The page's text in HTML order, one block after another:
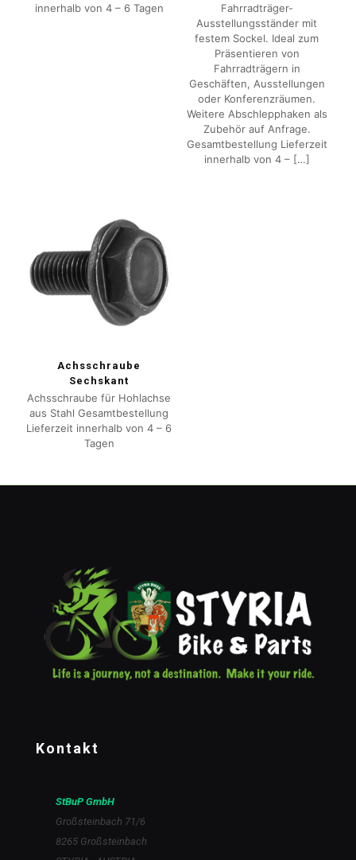
innerhalb von 4 – 6 Tagen
Fahrradträger-
Ausstellungsständer mit
festem Sockel. Ideal zum
Präsentieren von
Fahrradträgern in
Geschäften, Ausstellungen
oder Konferenzräumen.
Weitere Abschlepphaken als
Zubehör auf Anfrage.
Gesamtbestellung Lieferzeit
innerhalb von 4 –[…]
Achsschraube
Sechskant
Achsschraube für Hohlachse
aus Stahl Gesamtbestellung
Lieferzeit innerhalb von 4 – 6
Tagen
Kontakt
StBuP GmbH
Großsteinbach 71/6
8265 Großsteinbach